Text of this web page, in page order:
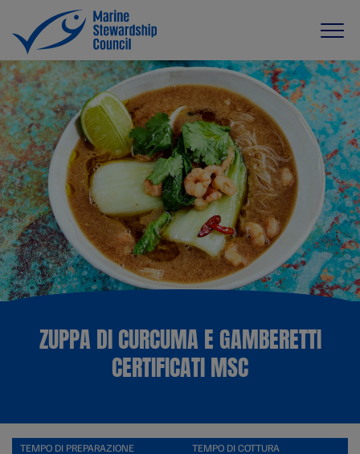
ZUPPA DI CURCUMA E GAMBERETTI
CERTIFICATI MSC
TEMPO DI PREPARAZIONE TEMPO DI COTTURA